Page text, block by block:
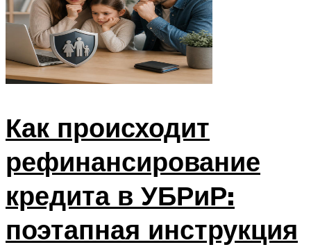
Как происходит
рефинансирование
кредита в УБРиР:
поэтапная инструкция